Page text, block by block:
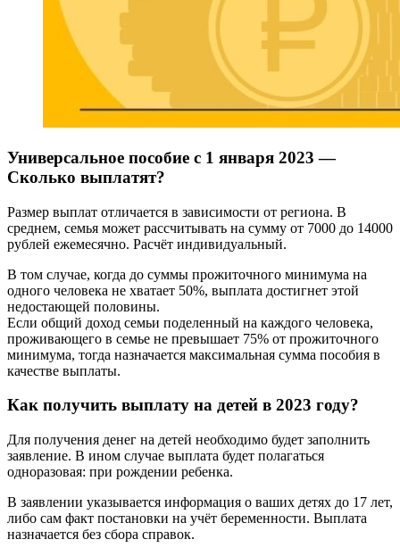
Универсальное пособие с 1 января 2023 —
Сколько выплатят?
Размер выплат отличается в зависимости от региона. В
среднем, семья может рассчитывать на сумму от 7000 до 14000
рублей ежемесячно. Расчёт индивидуальный.
В том случае, когда до суммы прожиточного минимума на
одного человека не хватает 50%, выплата достигнет этой
недостающей половины.
Если общий доход семьи поделенный на каждого человека,
проживающего в семье не превышает 75% от прожиточного
минимума, тогда назначается максимальная сумма пособия в
качестве выплаты.
Как получить выплату на детей в 2023 году?
Для получения денег на детей необходимо будет заполнить
заявление. В ином случае выплата будет полагаться
одноразовая: при рождении ребенка.
В заявлении указывается информация о ваших детях до 17 лет,
либо сам факт постановки на учёт беременности. Выплата
назначается без сбора справок.